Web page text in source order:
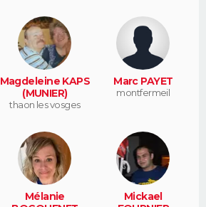
Magdeleine KAPS
(MUNIER)
thaon les vosges
Marc PAYET
montfermeil
Mélanie
Mickael